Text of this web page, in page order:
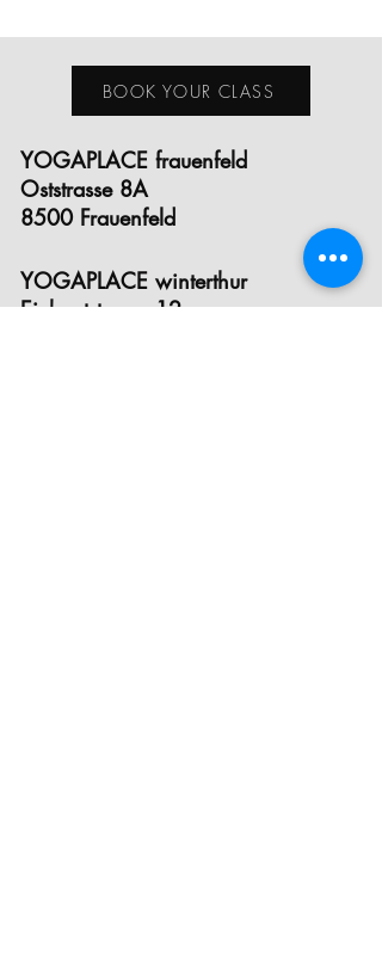
BOOK YOUR CLASS
YOGAPLACE frauenfeld
Oststrasse 8A
8500 Frauenfeld
YOGAPLACE winterthur
Eichgutstrasse 12